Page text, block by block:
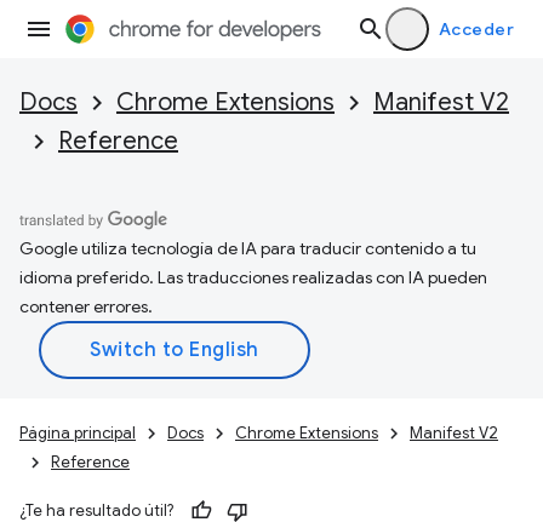
Acceder
Docs Chrome Extensions
Manifest V2
Reference
Google utiliza tecnología de IA para traducir contenido a tu
idioma preferido. Las traducciones realizadas con IA pueden
contener errores.
Página principal Docs Chrome Extensions
Manifest V2
Reference
¿Te ha resultado útil?